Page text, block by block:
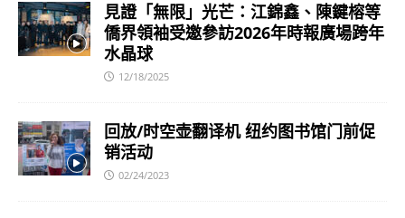
見證「無限」光芒：江錦鑫、陳鍵榕等
僑界領袖受邀參訪2026年時報廣場跨年
水晶球
12/18/2025
回放/时空壶翻译机 纽约图书馆门前促
销活动
02/24/2023